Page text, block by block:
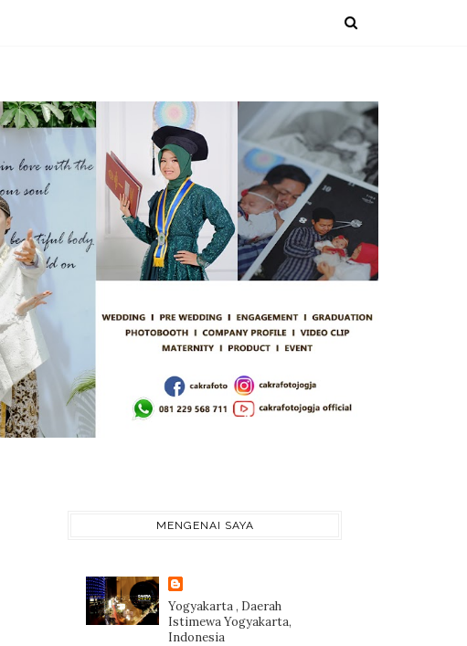
MENGENAI SAYA
Yogyakarta , Daerah
Istimewa Yogyakarta,
Indonesia